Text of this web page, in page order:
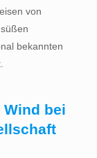
von
bekannten
Wind bei